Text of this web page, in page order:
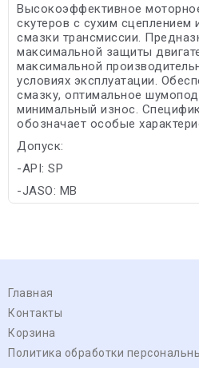
Высокоэффективное
скутеров с сухим сцеплением
смазки трансмиссии.
максимальной защиты
максимальной
условиях эксплуатации.
смазку, оптимальное
минимальный износ.
обозначает особые
Допуск:
-API: SP
-JASO: MB
Главная
Контакты
Корзина
Политика обработки